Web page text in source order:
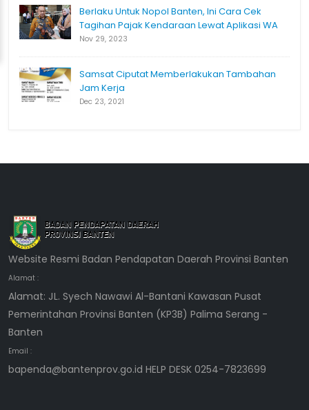
Berlaku Untuk Nopol Banten, Ini Cara Cek
Tagihan Pajak Kendaraan Lewat Aplikasi WA
Nov 29, 2023
Samsat Ciputat Memberlakukan Tambahan
Jam Kerja
Dec 23, 2021
Website Resmi Badan Pendapatan Daerah Provinsi Banten
Alamat :
Alamat: JL. Syech Nawawi Al-Bantani Kawasan Pusat
Pemerintahan Provinsi Banten (KP3B) Palima Serang -
Banten
Email :
bapenda@bantenprov.go.id HELP DESK 0254-7823699